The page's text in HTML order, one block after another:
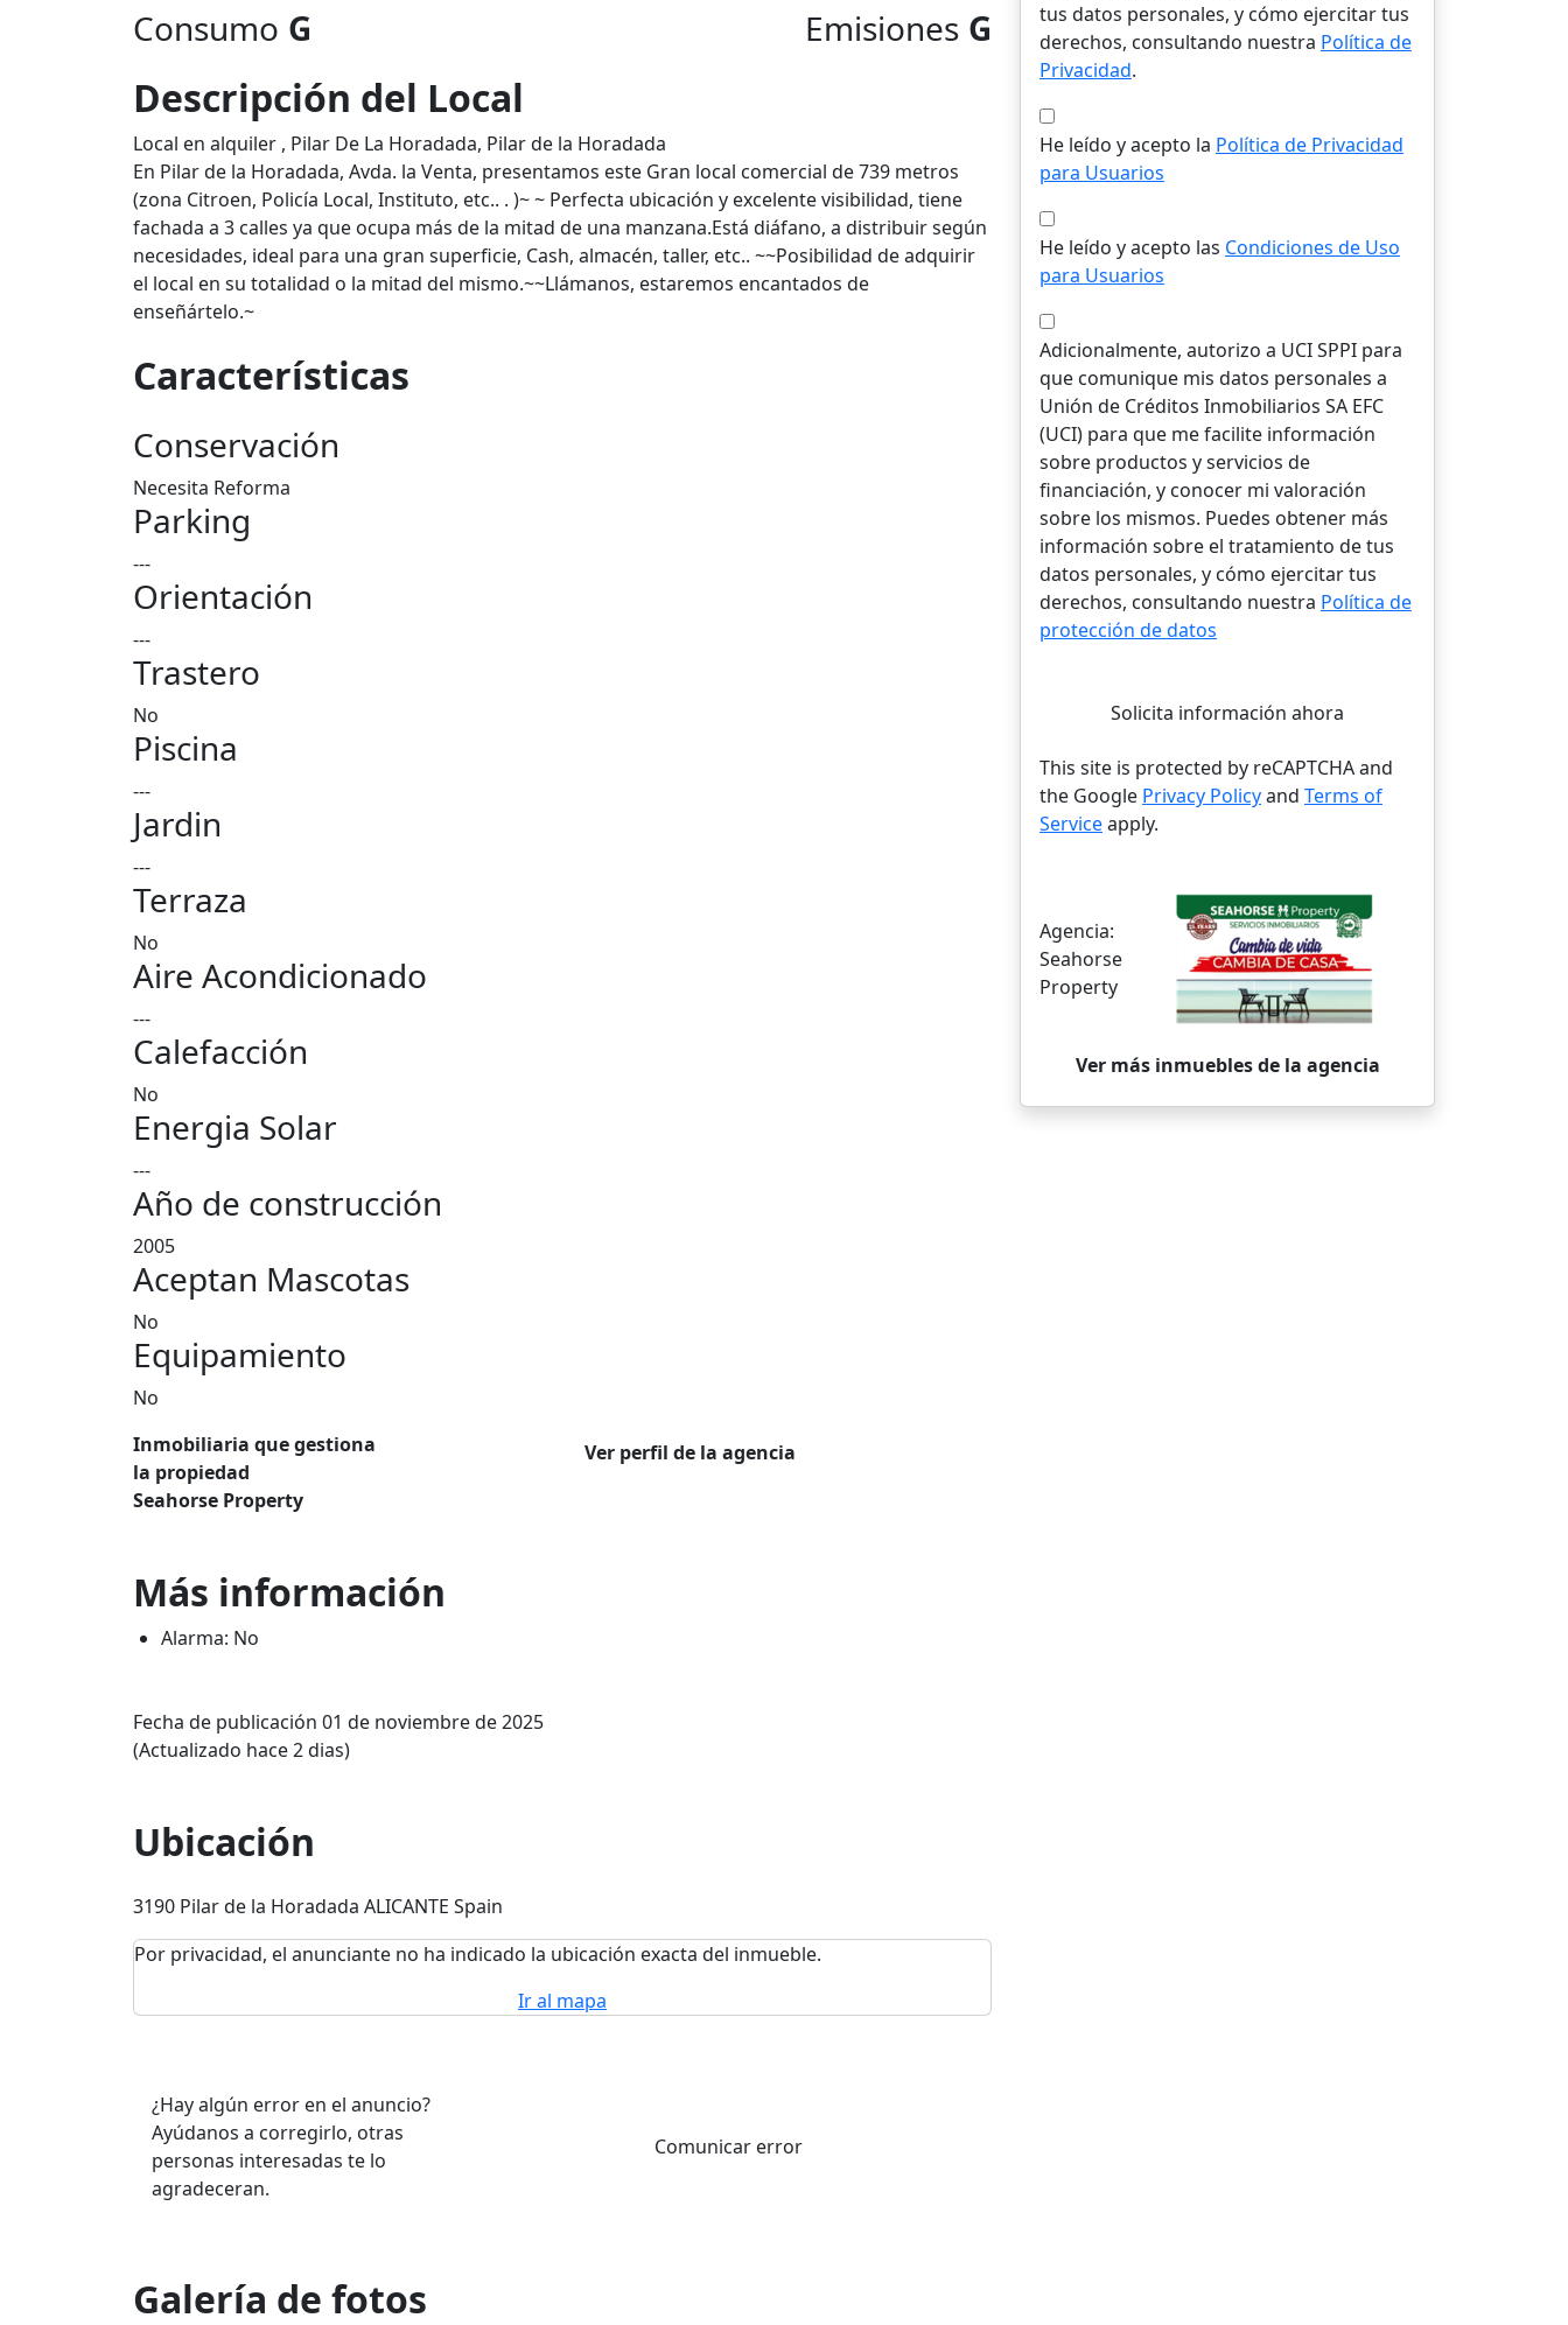
Consumo G Emisiones G
Descripción del Local
Local en alquiler , Pilar De La Horadada, Pilar de la Horadada
En Pilar de la Horadada, Avda. la Venta, presentamos este Gran local comercial de 739 metros
(zona Citroen, Policía Local, Instituto, etc.. . )~ ~ Perfecta ubicación y excelente visibilidad, tiene
fachada a 3 calles ya que ocupa más de la mitad de una manzana.Está diáfano, a distribuir según
necesidades, ideal para una gran superficie, Cash, almacén, taller, etc.. ~~Posibilidad de adquirir
el local en su totalidad o la mitad del mismo.~~Llámanos, estaremos encantados de
enseñártelo.~
Características
Conservación
Necesita Reforma
Parking
---
Orientación
---
Trastero
No
Piscina
---
Jardin
---
Terraza
No
Aire Acondicionado
---
Calefacción
No
Energia Solar
---
Año de construcción
2005
Aceptan Mascotas
No
Equipamiento
No
Inmobiliaria que gestiona
la propiedad
Seahorse Property
Ver perfil de la agencia
Más información
Alarma: No
Fecha de publicación 01 de noviembre de 2025
(Actualizado hace 2 dias)
Ubicación
3190 Pilar de la Horadada ALICANTE Spain
Por privacidad, el anunciante no ha indicado la ubicación exacta del inmueble.
Ir al mapa
¿Hay algún error en el anuncio?
Ayúdanos a corregirlo, otras
personas interesadas te lo
agradeceran.
Comunicar error
Galería de fotos
tus datos personales, y cómo ejercitar tus
derechos, consultando nuestra Política de
Privacidad.
He leído y acepto la Política de Privacidad
para Usuarios
He leído y acepto las Condiciones de Uso
para Usuarios
Adicionalmente, autorizo a UCI SPPI para
que comunique mis datos personales a
Unión de Créditos Inmobiliarios SA EFC
(UCI) para que me facilite información
sobre productos y servicios de
financiación, y conocer mi valoración
sobre los mismos. Puedes obtener más
información sobre el tratamiento de tus
datos personales, y cómo ejercitar tus
derechos, consultando nuestra Política de
protección de datos
Solicita información ahora
This site is protected by reCAPTCHA and
the Google Privacy Policyand Terms of
Serviceapply.
Agencia:
Seahorse
Property
Ver más inmuebles de la agencia